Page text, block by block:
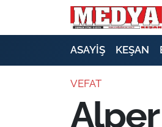
ASAYİŞ KEŞAN
VEFAT
Alper
E-GAZETE